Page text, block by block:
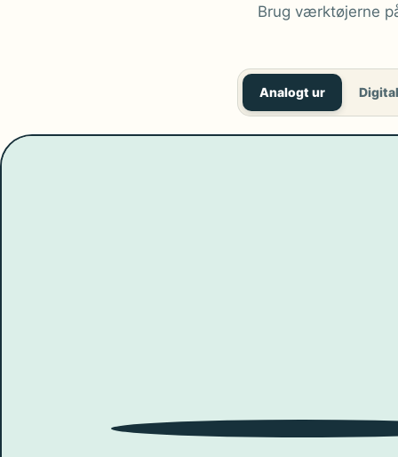
Brug værktøjerne
Analogt ur
8
9 10